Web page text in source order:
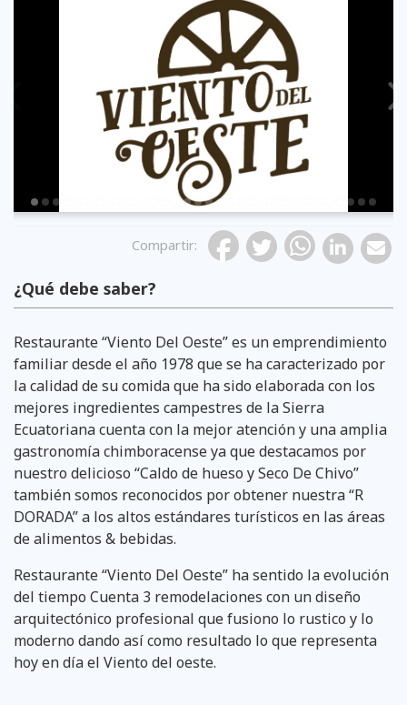
Previous
Compartir:
¿Qué debe saber?
Restaurante “Viento Del Oeste” es un emprendimiento
familiar desde el año 1978 que se ha caracterizado por
la calidad de su comida que ha sido elaborada con los
mejores ingredientes campestres de la Sierra
Ecuatoriana cuenta con la mejor atención y una amplia
gastronomía chimboracense ya que destacamos por
nuestro delicioso “Caldo de hueso y Seco De Chivo”
también somos reconocidos por obtener nuestra “R
DORADA” a los altos estándares turísticos en las áreas
de alimentos & bebidas.
Restaurante “Viento Del Oeste” ha sentido la evolución
del tiempo Cuenta 3 remodelaciones con un diseño
arquitectónico profesional que fusiono lo rustico y lo
moderno dando así como resultado lo que representa
hoy en día el Viento del oeste.